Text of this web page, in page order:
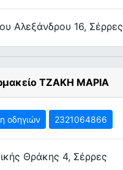
Αλεξάνδρου 16, Σέρρες
ΤΖΑΚΗ ΜΑΡΙΑ
οδηγιών 2321064866
Θράκης 4, Σέρρες